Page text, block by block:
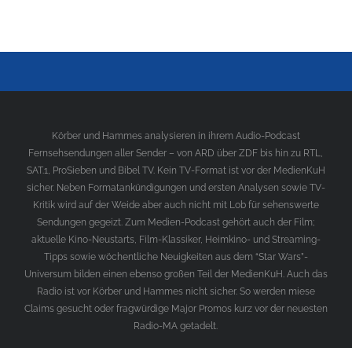
Körber und Hammes analysieren in ihrem Audio-Podcast
Fernsehsendungen aller Sender – von ARD über ZDF bis hin zu RTL,
SAT.1, ProSieben und Bibel TV. Kein TV-Format ist vor der MedienKuH
sicher. Neben Formatankündigungen und ersten Analysen sowie TV-
Kritik wird auf der Weide aber auch nicht mit Lob für sehenswerte
Sendungen gegeizt. Zum Medien-Podcast gehört auch der Film;
aktuelle Kino-Neustarts, Film-Klassiker, Heimkino- und Streaming-
Tipps sowie wöchentliche Neuigkeiten aus dem “Star Wars”-
Universum bilden einen ebenso großen Teil der MedienKuH. Auch das
Radio ist vor Körber und Hammes nicht sicher. So werden miese
Claims gesucht oder fragwürdige Major Promos kurz vor der neuesten
Radio-MA getadelt.